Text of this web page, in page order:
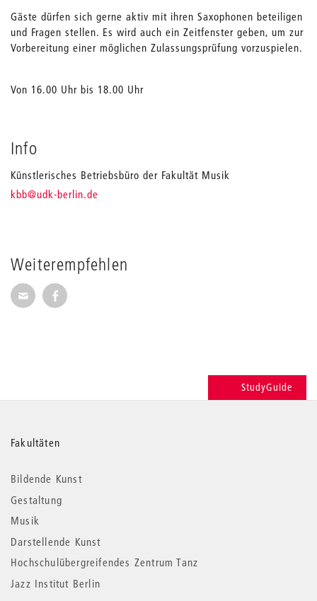
Weiterempfehlen
Seite per E-Mail weiterempfehlen
Seite auf Facebook weiterempfehlen
Gäste dürfen sich gerne aktiv mit ihren Saxophonen beteiligen
und Fragen stellen. Es wird auch ein Zeitfenster geben, um zur
Vorbereitung einer möglichen Zulassungsprüfung vorzuspielen.
Von 16.00 Uhr bis 18.00 Uhr
Info
Künstlerisches Betriebsbüro der Fakultät Musik
kbb_
@udk-berlin.de
StudyGuide
Weitere
Informationen
Fakultäten
Bildende Kunst
Gestaltung
Musik
Darstellende Kunst
Hochschulübergreifendes Zentrum Tanz
Jazz Institut Berlin